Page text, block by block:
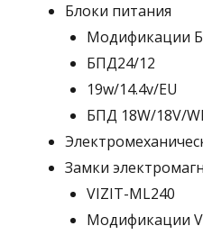
Блоки питания
Модификации
БПД24/12
19w/14.4v/EU
БПД 18W/18V/
Замки
VIZIT-ML240
Модификации